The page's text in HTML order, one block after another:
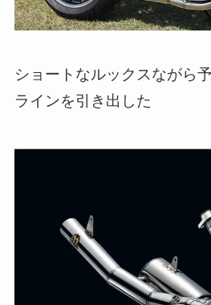
ショートなルックスながら
ラインを引き出した